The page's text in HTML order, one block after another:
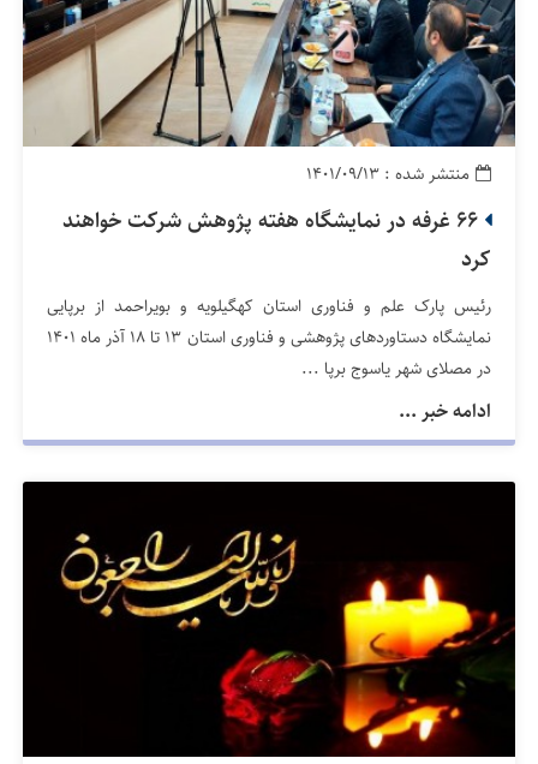
منتشر شده : ۱۴۰۱/۰۹/۱۳
66 غرفه در نمایشگاه هفته پژوهش شرکت خواهند
کرد
رئیس پارک علم و فناوری استان کهگیلویه و بویراحمد از برپایی
نمایشگاه دستاوردهای پژوهشی و فناوری استان ۱۳ تا ۱۸ آذر ماه ۱۴۰۱
در مصلای شهر یاسوج برپا ...
ادامه خبر ...